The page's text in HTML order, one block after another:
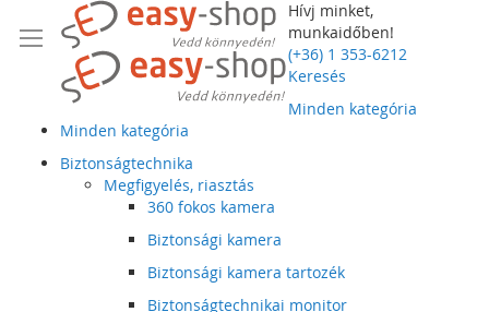
Hívj minket,
munkaidőben!
(+36) 1 353-6212
Keresés
Minden kategória
Minden kategória
Biztonságtechnika
Megfigyelés, riasztás
360 fokos kamera
Biztonsági kamera
Biztonsági kamera tartozék
Biztonságtechnikai monitor